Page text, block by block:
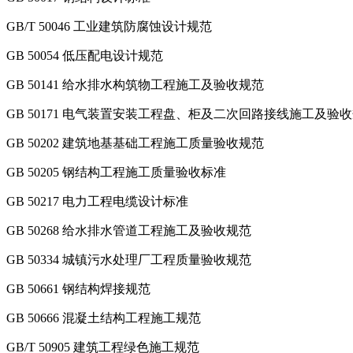
GB/T 50046 工业建筑防腐蚀设计规范
GB 50054 低压配电设计规范
GB 50141 给水排水构筑物工程施工及验收规范
GB 50171 电气装置安装工程盘、柜及二次回路接线施工及验
GB 50202 建筑地基基础工程施工质量验收规范
GB 50205 钢结构工程施工质量验收标准
GB 50217 电力工程电缆设计标准
GB 50268 给水排水管道工程施工及验收规范
GB 50334 城镇污水处理厂工程质量验收规范
GB 50661 钢结构焊接规范
GB 50666 混凝土结构工程施工规范
GB/T 50905 建筑工程绿色施工规范